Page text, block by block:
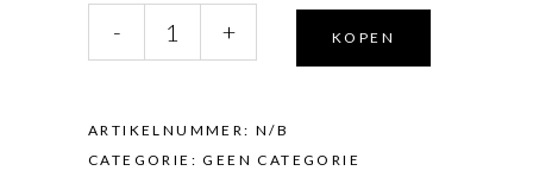
Lenne
- + KOPEN
ARTIKELNUMMER: N/B
CATEGORIE:GEEN CATEGORIE